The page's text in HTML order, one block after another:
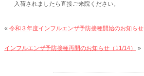
入荷されましたら直接ご来院ください。
« 令和３年度インフルエンザ予防接種開始のお知らせ
インフルエンザ予防接種再開のお知らせ（11/14） »